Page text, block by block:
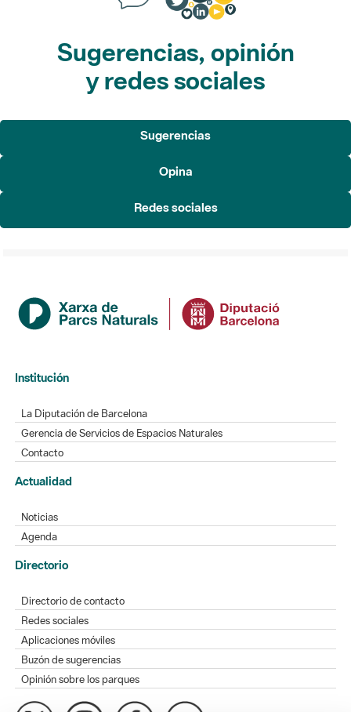
Sugerencias, opinión
y redes sociales
Sugerencias
Opina
Redes sociales
Institución
La Diputación de Barcelona
Gerencia de Servicios de Espacios Naturales
Contacto
Actualidad
Noticias
Agenda
Directorio
Directorio de contacto
Redes sociales
Aplicaciones móviles
Buzón de sugerencias
Opinión sobre los parques